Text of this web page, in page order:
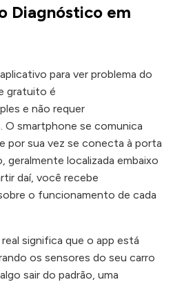
Diagnóstico em
para ver problema do
gratuito é
e não requer
smartphone se comunica
por sua vez se conecta à porta
geralmente localizada embaixo
daí, você recebe
o funcionamento de cada
significa que o app está
os sensores do seu carro
sair do padrão, uma